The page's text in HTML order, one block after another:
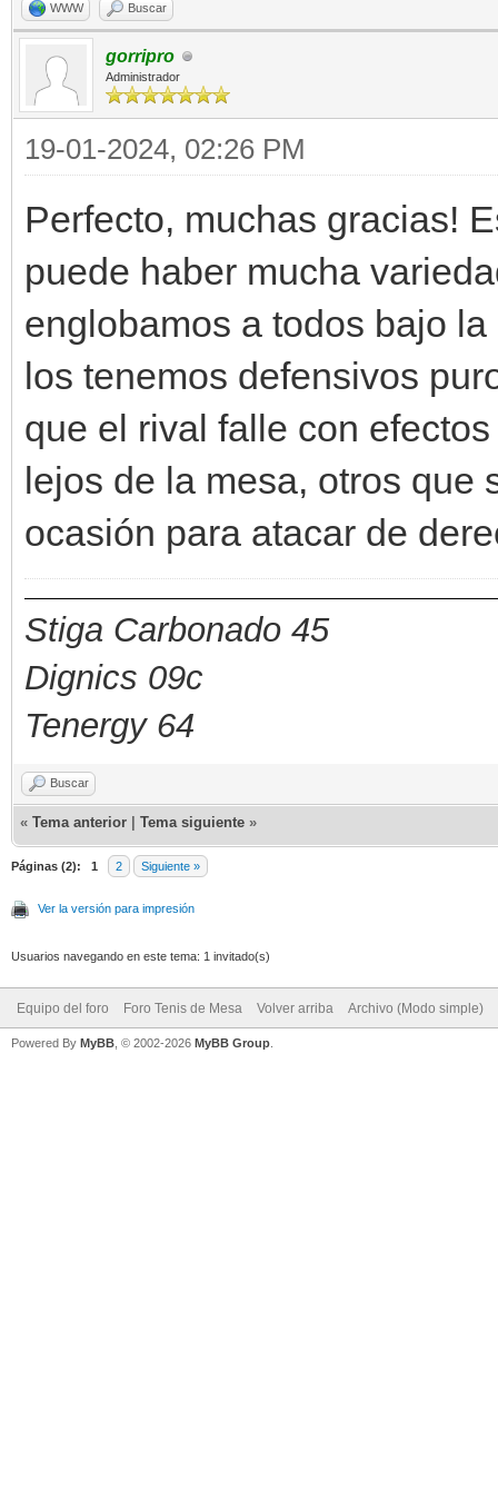
WWW Buscar
gorripro
Administrador
19-01-2024, 02:26 PM
Perfecto, muchas gracias!
puede haber mucha
englobamos a todos bajo
los tenemos defensivos
que el rival falle con
lejos de la mesa, otros que
ocasión para atacar de
Stiga Carbonado 45
Dignics 09c
Tenergy 64
Buscar
« Tema anterior Tema siguiente »
Páginas (2): 1 2 Siguiente »
Ver la versión para impresión
Usuarios navegando en este tema: 1 invitado(s)
Equipo del foro Foro Tenis de Mesa Volver arriba Archivo (Modo simple)
Powered By MyBB , © 2002-2026 MyBB Group